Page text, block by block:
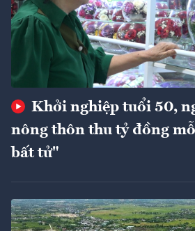
Khởi nghiệp tuổi 50,
nông thôn thu tỷ đồng
bất tử"